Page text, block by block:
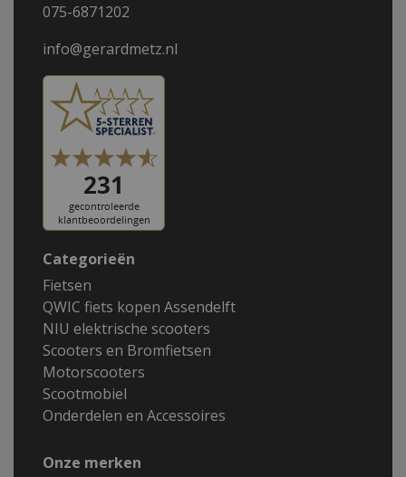
075-6871202
info@gerardmetz.nl
Categorieën
Fietsen
QWIC fiets kopen Assendelft
NIU elektrische scooters
Scooters en Bromfietsen
Motorscooters
Scootmobiel
Onderdelen en Accessoires
Onze merken